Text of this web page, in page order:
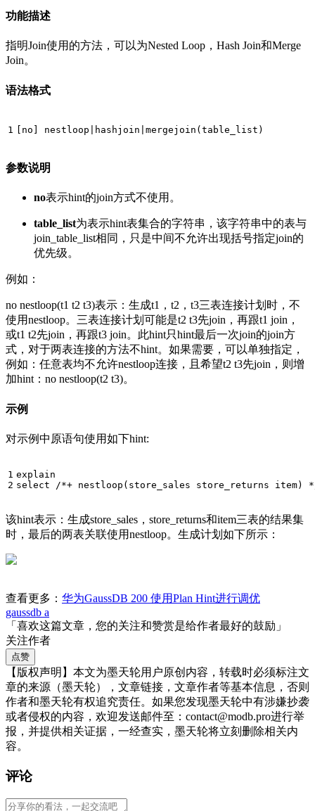
功能描述
指明Join使用的方法，可以为Nested Loop，Hash Join和Merge
Join。
语法格式
1 no nestloop hashjoin mergejoin ( table_list )
参数说明
no表示hint的join方式不使用。
table_list为表示hint表集合的字符串，该字符串中的表与
join_table_list相同，只是中间不允许出现括号指定join的
优先级。
例如：
no nestloop(t1 t2 t3)表示：生成t1，t2，t3三表连接计划时，不
使用nestloop。三表连接计划可能是t2 t3先join，再跟t1 join，
或t1 t2先join，再跟t3 join。此hint只hint最后一次join的join方
式，对于两表连接的方法不hint。如果需要，可以单独指定，
例如：任意表均不允许nestloop连接，且希望t2 t3先join，则增
加hint：no nestloop(t2 t3)。
示例
对示例中原语句使用如下hint:
1
2
explain
select
/*+ nestloop(store_sales store_returns item)
该hint表示：生成store_sales，store_returns和item三表的结果集
时，最后的两表关联使用nestloop。生成计划如下所示：
查看更多： 华为GaussDB 200 使用Plan Hint进行调优
gaussdb a
「喜欢这篇文章，您的关注和赞赏是给作者最好的鼓励」
关注作者
点赞
【版权声明】本文为墨天轮用户原创内容，转载时必须标注文
章的来源（墨天轮），文章链接，文章作者等基本信息，否则
作者和墨天轮有权追究责任。如果您发现墨天轮中有涉嫌抄袭
或者侵权的内容，欢迎发送邮件至：contact@modb.pro进行举
报，并提供相关证据，一经查实，墨天轮将立刻删除相关内
容。
评论